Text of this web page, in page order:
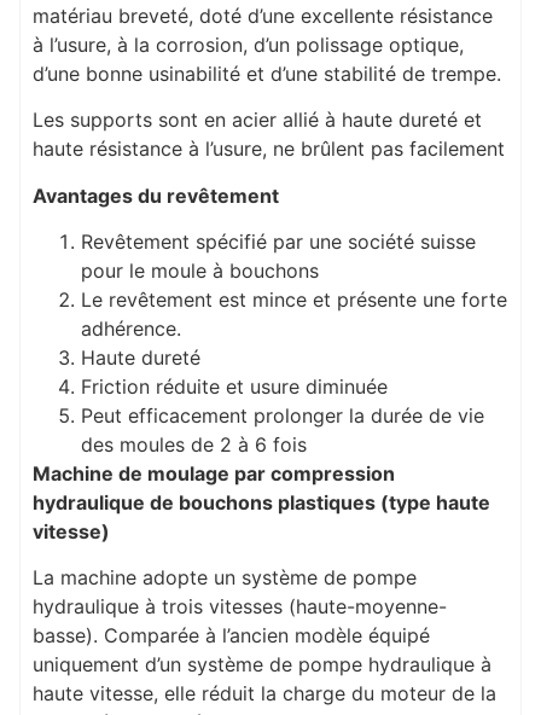
matériau breveté, doté d’une excellente résistance
à l’usure, à la corrosion, d’un polissage optique,
d’une bonne usinabilité et d’une stabilité de trempe.
Les supports sont en acier allié à haute dureté et
haute résistance à l’usure, ne brûlent pas facilement
Avantages du revêtement
Revêtement spécifié par une société suisse
pour le moule à bouchons
Le revêtement est mince et présente une forte
adhérence.
Haute dureté
Friction réduite et usure diminuée
Peut efficacement prolonger la durée de vie
des moules de 2 à 6 fois
Machine de moulage par compression
hydraulique de bouchons plastiques (type haute
vitesse)
La machine adopte un système de pompe
hydraulique à trois vitesses (haute-moyenne-
basse). Comparée à l’ancien modèle équipé
uniquement d’un système de pompe hydraulique à
haute vitesse, elle réduit la charge du moteur de la